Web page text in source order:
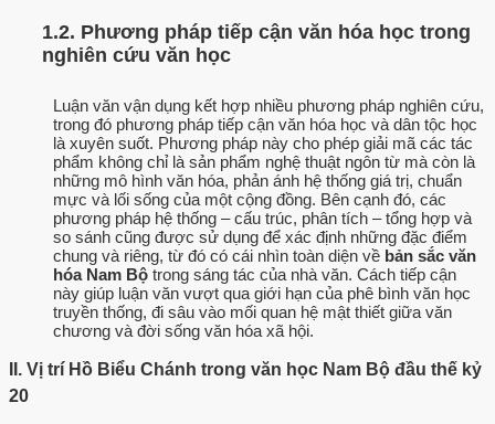
1.2. Phương pháp tiếp cận văn hóa học trong
nghiên cứu văn học
Luận văn vận dụng kết hợp nhiều phương pháp nghiên cứu,
trong đó phương pháp tiếp cận văn hóa học và dân tộc học
là xuyên suốt. Phương pháp này cho phép giải mã các tác
phẩm không chỉ là sản phẩm nghệ thuật ngôn từ mà còn là
những mô hình văn hóa, phản ánh hệ thống giá trị, chuẩn
mực và lối sống của một cộng đồng. Bên cạnh đó, các
phương pháp hệ thống – cấu trúc, phân tích – tổng hợp và
so sánh cũng được sử dụng để xác định những đặc điểm
chung và riêng, từ đó có cái nhìn toàn diện về bản sắc văn
hóa Nam Bộ trong sáng tác của nhà văn. Cách tiếp cận
này giúp luận văn vượt qua giới hạn của phê bình văn học
truyền thống, đi sâu vào mối quan hệ mật thiết giữa văn
chương và đời sống văn hóa xã hội.
II. Vị trí Hồ Biểu Chánh trong văn học Nam Bộ đầu thế kỷ
20